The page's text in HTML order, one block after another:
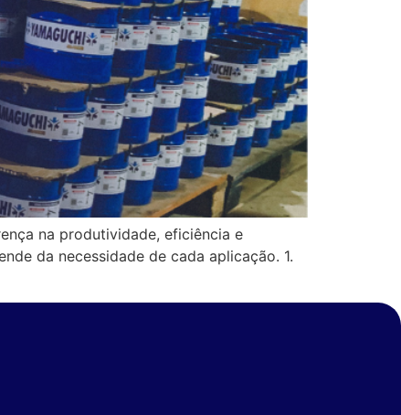
na produtividade, eficiência e
da necessidade de cada aplicação. 1.